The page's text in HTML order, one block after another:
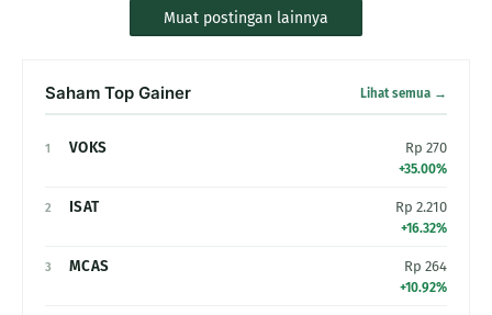
Muat postingan lainnya
Saham Top Gainer Lihat semua →
1 VOKS Rp 270
+35.00%
2 ISAT Rp 2.210
+16.32%
3 MCAS Rp 264
+10.92%